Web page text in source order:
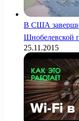
В США
Шнобелевской
25.11.2015